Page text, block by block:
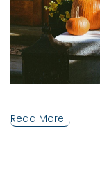
Read More...